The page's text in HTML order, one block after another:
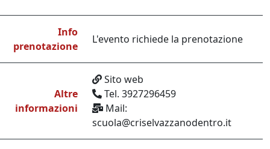
Info
prenotazione
L'evento richiede la prenotazione
Altre
informazioni
Sito web
Tel. 3927296459
Mail:
scuola@criselvazzanodentro.it